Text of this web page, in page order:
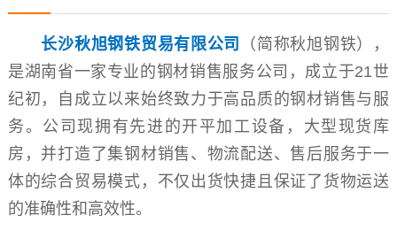
长沙秋旭钢铁贸易有限公司
（简称秋旭钢铁），
是湖南省一家专业的钢材销售服务公司，成立于21世
纪初，自成立以来始终致力于高品质的钢材销售与服
务。公司现拥有先进的开平加工设备，大型现货库
房，并打造了集钢材销售、物流配送、售后服务于一
体的综合贸易模式，不仅出货快捷且保证了货物运送
的准确性和高效性。